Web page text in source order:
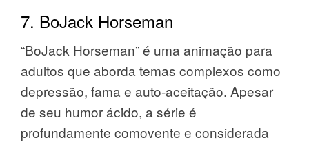
7. BoJack Horseman
“BoJack Horseman” é uma animação para
adultos que aborda temas complexos como
depressão, fama e auto-aceitação. Apesar
de seu humor ácido, a série é
profundamente comovente e considerada